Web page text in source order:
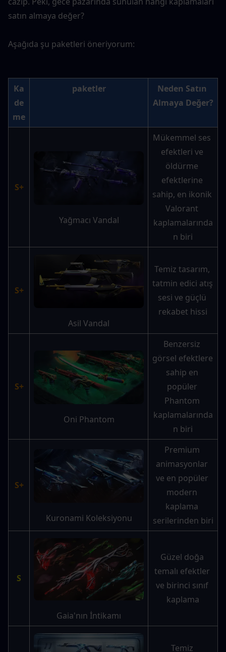
satın almaya değer?
Aşağıda şu paketleri öneriyorum:
Ka
de
me
paketler
Neden Satın
Almaya Değer?
S+
Yağmacı Vandal
Mükemmel ses
efektleri ve
öldürme
efektlerine
sahip, en ikonik
Valorant
kaplamalarında
n biri
S+
Asil Vandal
Temiz tasarım,
tatmin edici atış
sesi ve güçlü
rekabet hissi
S+
Oni Phantom
Benzersiz
görsel efektlere
sahip en
popüler
Phantom
kaplamalarında
n biri
S+
Kuronami Koleksiyonu
Premium
animasyonlar
ve en popüler
modern
kaplama
serilerinden biri
S
Gaia'nın İntikamı
Güzel doğa
temalı efektler
ve birinci sınıf
kaplama
Temiz